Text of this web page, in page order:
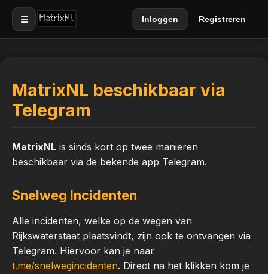
☰ Inloggen Registreren
MatrixNL beschikbaar via
Telegram
MatrixNL is sinds kort op twee manieren
beschikbaar via de bekende app Telegram.
Snelweg Incidenten
Alle incidenten, welke op de wegen van
Rijkswaterstaat plaatsvindt, zijn ook te ontvangen via
Telegram. Hiervoor kan je naar
t.me/snelwegincidenten. Direct na het klikken kom je